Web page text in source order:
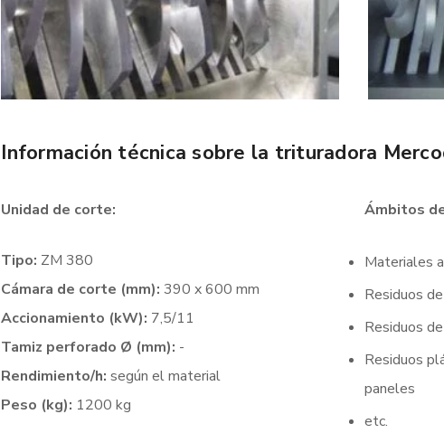
Información técnica sobre la trituradora
Unidad de corte:
Tipo: ZM 380
Cámara de corte (mm): 390 x 600 mm
Accionamiento (kW): 7,5/11
Tamiz perforado Ø (mm): -
Rendimiento/h: según el material
Peso (kg): 1200 kg
Ámbitos
Materiales
Residuos
Residuos
Residuos
paneles
etc.